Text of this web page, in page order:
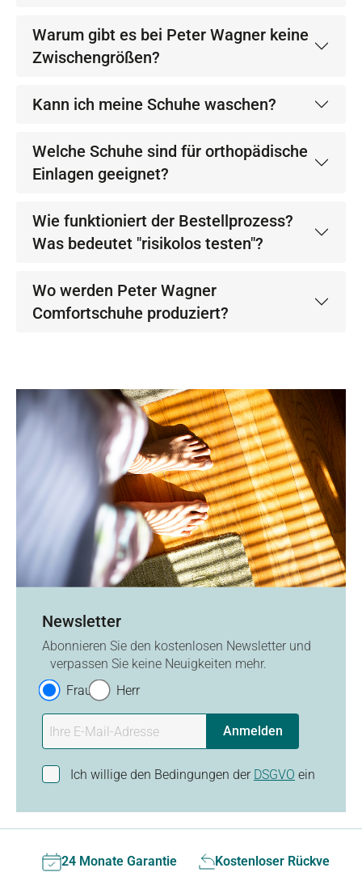
Warum gibt es bei Peter Wagner keine
Zwischengrößen?
Kann ich meine Schuhe waschen?
Welche Schuhe sind für orthopädische
Einlagen geeignet?
Wie funktioniert der Bestellprozess?
Was bedeutet "risikolos testen"?
Wo werden Peter Wagner
Comfortschuhe produziert?
Newsletter
Abonnieren Sie den kostenlosen Newsletter und
verpassen Sie keine Neuigkeiten mehr.
Frau
Herr
Anmelden
Ich willige den Bedingungen der DSGVO ein
24 Monate Garantie Kostenloser Rückversand